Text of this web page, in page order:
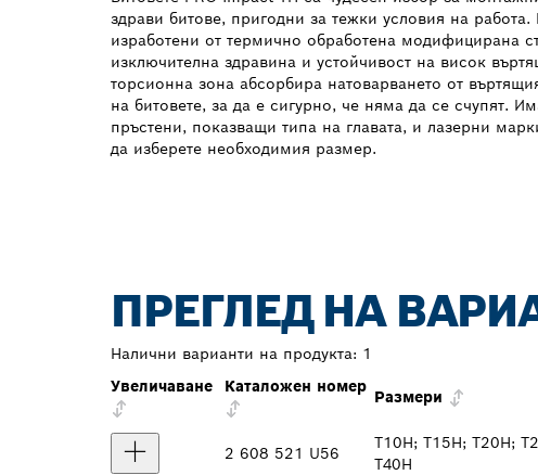
здрави битове, пригодни за тежки условия на работа.
изработени от термично обработена модифицирана
изключителна здравина и устойчивост на висок
торсионна зона абсорбира натоварването от
на битовете, за да е сигурно, че няма да се счупят.
пръстени, показващи типа на главата, и лазерни
да изберете необходимия размер.
ПРЕГЛЕД НА
Налични варианти на продукта: 1
Увеличаване
Каталожен номер
Размери
2 608 521 U56
T10H; T15H; T20H;
T40H